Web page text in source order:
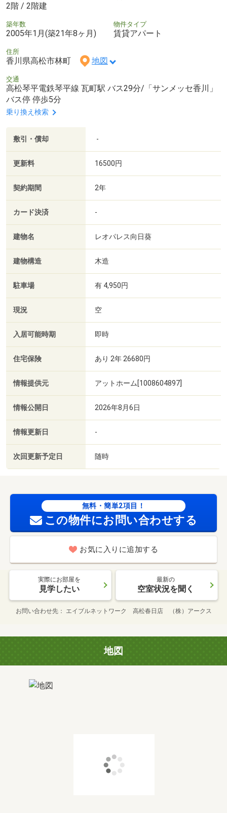
2階 / 2階建
築年数
2005年1月(築21年8ヶ月)
物件タイプ
賃貸アパート
住所
香川県高松市林町 地図
交通
高松琴平電鉄琴平線 瓦町駅 バス29分/「サンメッセ香川」
バス停 停歩5分
乗り換え検索
敷引・償却 -
更新料 16500円
契約期間 2年
カード決済 -
建物名 レオパレス向日葵
建物構造 木造
駐車場 有 4,950円
現況 空
入居可能時期 即時
住宅保険 あり 2年 26680円
情報提供元 アットホーム[1008604897]
情報公開日 2026年8月6日
情報更新日 -
次回更新予定日 随時
無料・簡単2項目！
この物件にお問い合わせする
お気に入りに追加する
実際にお部屋を
見学したい
最新の
空室状況を聞く
お問い合わせ先 エイブルネットワーク 高松春日店 （株）アークス
地図